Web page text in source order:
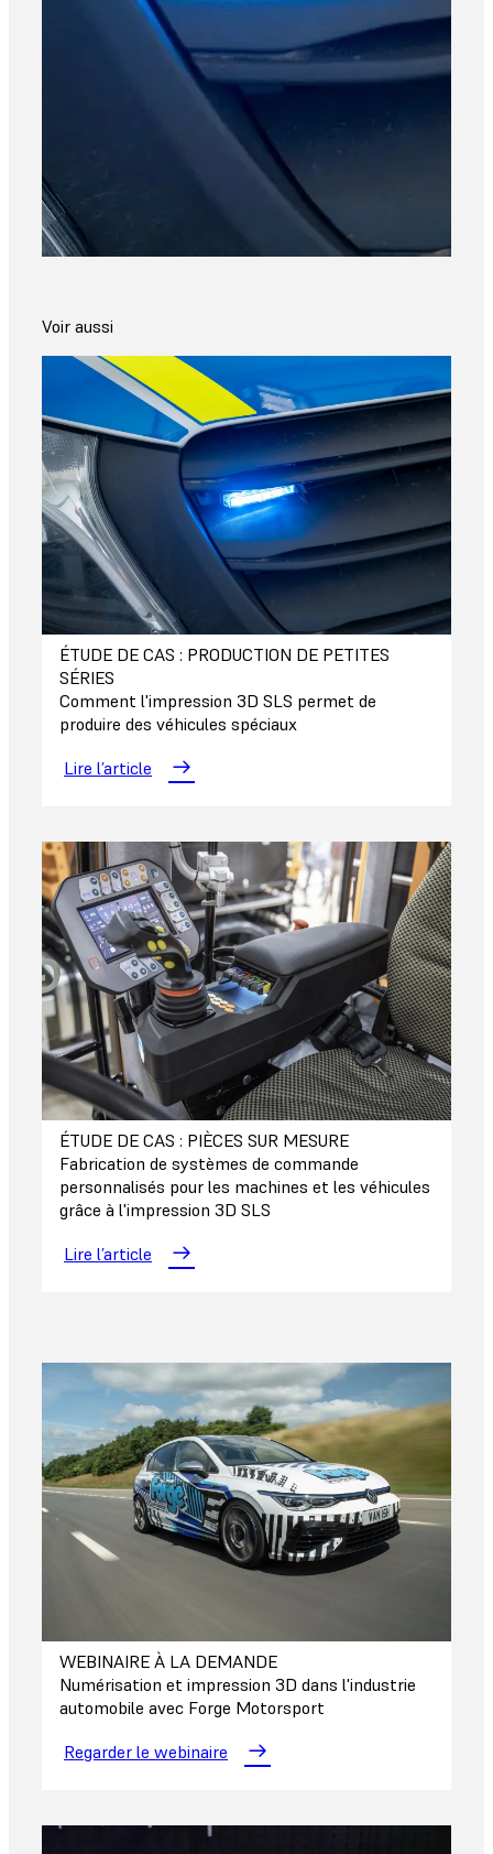
Voir aussi
ÉTUDE DE CAS : PRODUCTION DE PETITES
SÉRIES
Comment l'impression 3D SLS permet de
produire des véhicules spéciaux
Lire l’article
ÉTUDE DE CAS : PIÈCES SUR MESURE
Fabrication de systèmes de commande
personnalisés pour les machines et les véhicules
grâce à l'impression 3D SLS
Lire l’article
WEBINAIRE À LA DEMANDE
Numérisation et impression 3D dans l'industrie
automobile avec Forge Motorsport
Regarder le webinaire